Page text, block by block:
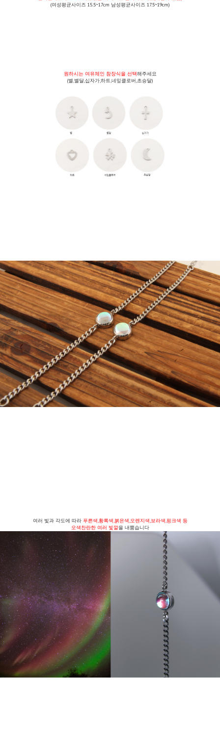
(여성평균사이즈 15.5~17cm 남성평균사이즈 17.5~19cm)
원하시는 여유체인 참장식을 선택해주세요
(별,별달,십자가,하트,네잎클로버,초승달)
여러 빛과 각도에 따라 푸른색,황록색,붉은색,오렌지색,보라색,핑크색 등
오색찬란한 여러 빛깔을 내뿜습니다